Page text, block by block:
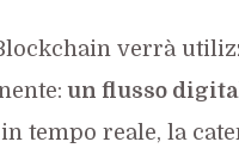
verrà
un flusso
tempo reale, la